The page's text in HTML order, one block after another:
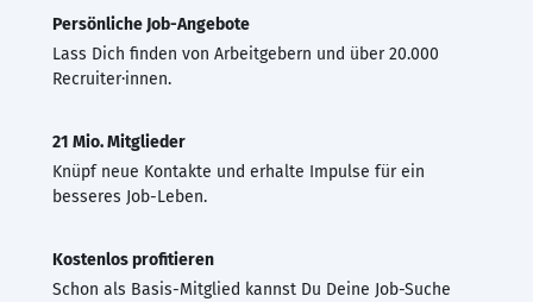
Persönliche Job-Angebote
Lass Dich finden von Arbeitgebern und über 20.000
Recruiter·innen.
21 Mio. Mitglieder
Knüpf neue Kontakte und erhalte Impulse für ein
besseres Job-Leben.
Kostenlos profitieren
Schon als Basis-Mitglied kannst Du Deine Job-Suche